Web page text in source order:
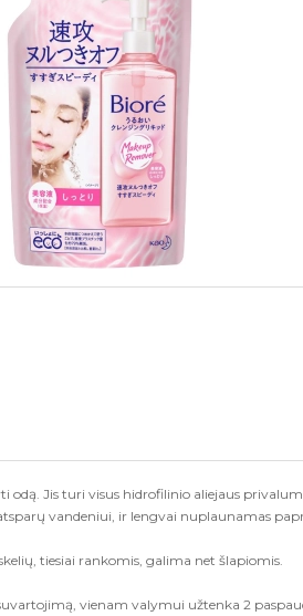
odą. Jis turi visus hidrofilinio aliejaus
vandeniui, ir lengvai nuplaunamas
tiesiai rankomis, galima net šlapiomis.
vienam valymui užtenka 2